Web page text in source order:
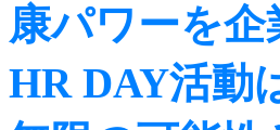
康パワーを
HR DAY活動